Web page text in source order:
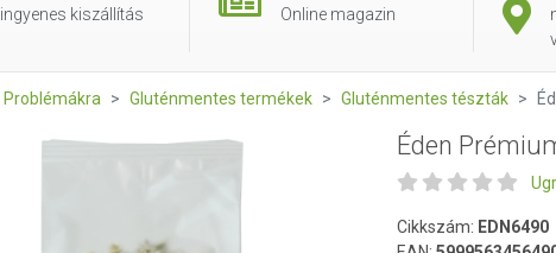
ingyenes kiszállítás
Online magazin
Problémákra Gluténmentes termékek Gluténmentes tészták
Éden
Cikkszám: EDN6490